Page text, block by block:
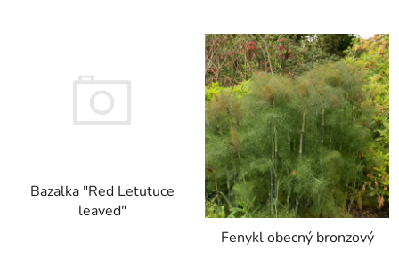
Bazalka "Red Letutuce
leaved"
Fenykl obecný bronzový